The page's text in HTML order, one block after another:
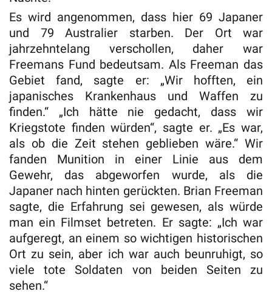
Es wird angenommen, dass hier 69 Japaner
und 79 Australier starben. Der Ort war
jahrzehntelang verschollen, daher war
Freemans Fund bedeutsam. Als Freeman das
Gebiet fand, sagte er: „Wir hofften, ein
japanisches Krankenhaus und Waffen zu
finden.“ „Ich hätte nie gedacht, dass wir
Kriegstote finden würden“, sagte er. „Es war,
als ob die Zeit stehen geblieben wäre.“ Wir
fanden Munition in einer Linie aus dem
Gewehr, das abgeworfen wurde, als die
Japaner nach hinten gerückten. Brian Freeman
sagte, die Erfahrung sei gewesen, als würde
man ein Filmset betreten. Er sagte: „Ich war
aufgeregt, an einem so wichtigen historischen
Ort zu sein, aber ich war auch beunruhigt, so
viele tote Soldaten von beiden Seiten zu
sehen.“